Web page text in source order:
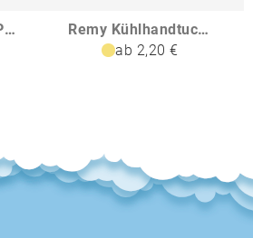
CoolDown GRS RPET Sporthandtuch
Remy Kühlhandtuch in PET-Behälter
ab 2,20 €